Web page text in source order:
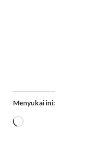
Menyukai ini:
Memuat...